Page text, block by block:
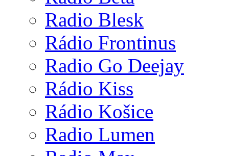
Radio Blesk
Rádio Frontinus
Radio Go Deejay
Rádio Kiss
Rádio Košice
Radio Lumen